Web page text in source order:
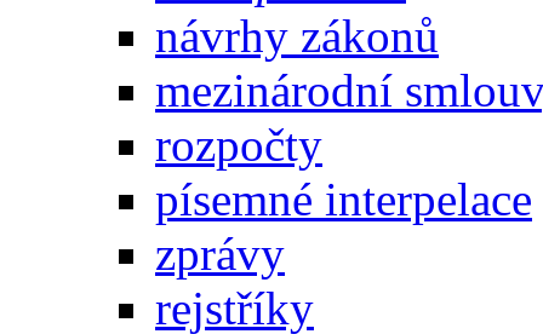
návrhy zákonů
mezinárodní
rozpočty
písemné interpelace
zprávy
rejstříky